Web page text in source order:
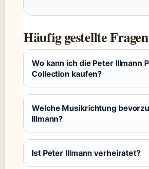
Häufig gestellte Fragen
Wo kann ich die Peter Illmann
Collection kaufen?
Welche Musikrichtung
Illmann?
Ist Peter Illmann verheiratet?